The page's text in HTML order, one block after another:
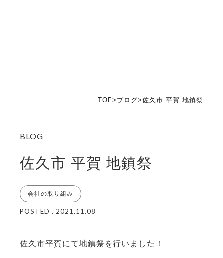
TOP> ブログ>佐久市 平賀 地鎮祭
佐久市 平賀 地鎮祭
会社の取り組み
POSTED . 2021.11.08
佐久市平賀にて地鎮祭を行いました！